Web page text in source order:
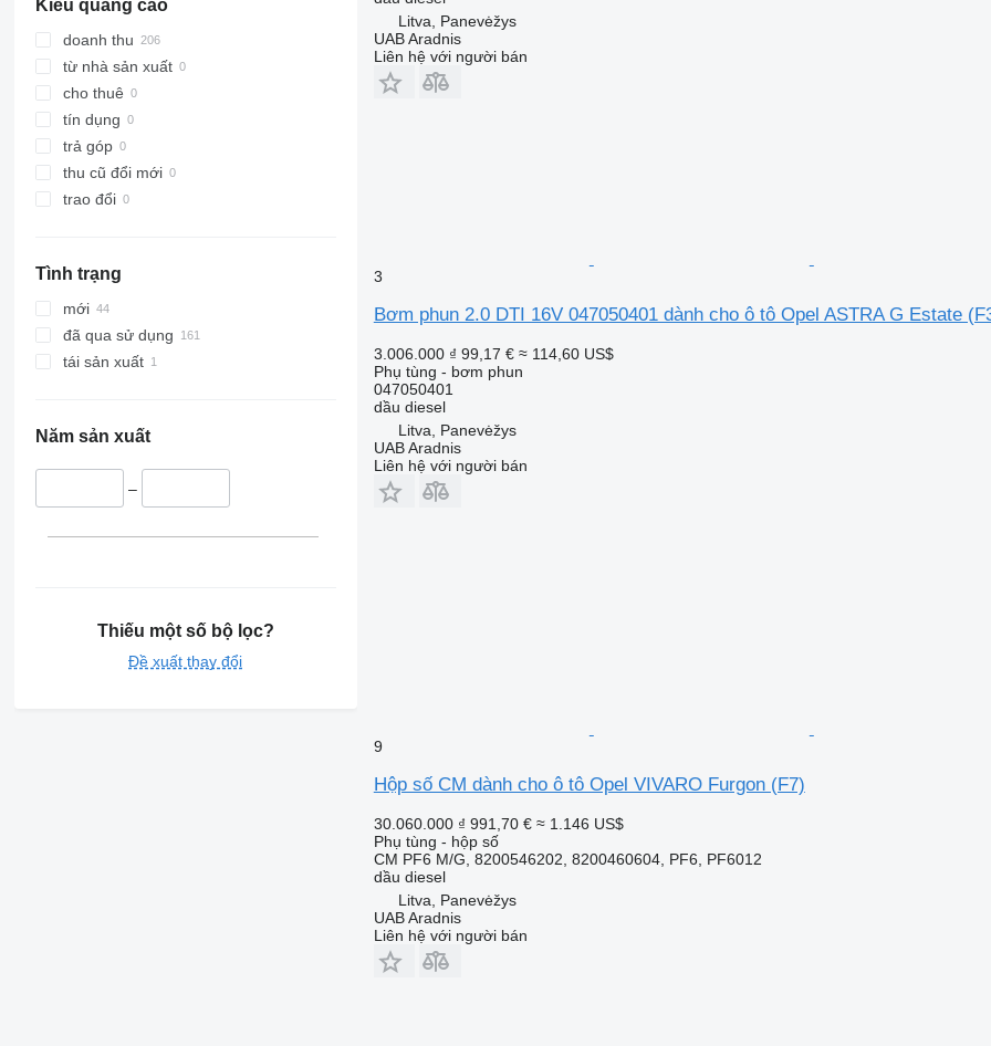
M-series
PC
S-Class
SK
Sprinter
Tourino
Tourismo
Travego
Unimog
V-Class
Vito
Mascott
Master
Maxity
Megane
Messenger
Midliner
Midlum
Premium
T-series
TRM
Trafic
Twingo
FMX
G-series
L-series
N-series
S-series
SD
Terberg
V40
VM
VNL
XC
Kiểu quảng cáo
doanh thu
từ nhà sản xuất
cho thuê
tín dụng
trả góp
thu cũ đổi mới
trao đổi
Tình trạng
mới
đã qua sử dụng
tái sản xuất
Năm sản xuất
–
Thiếu một số bộ lọc?
Đề xuất thay đổi
Litva, Panevėžys
UAB Aradnis
Liên hệ với người bán
3
Bơm phun 2.0 DTI 16V 047050401 dành cho ô tô Opel ASTRA G Estate
3.006.000 ₫ 99,17 € ≈ 114,60 US$
Phụ tùng - bơm phun
047050401
dầu diesel
Litva, Panevėžys
UAB Aradnis
Liên hệ với người bán
9
Hộp số CM dành cho ô tô Opel VIVARO Furgon (F7)
30.060.000 ₫ 991,70 € ≈ 1.146 US$
Phụ tùng - hộp số
CM PF6 M/G, 8200546202, 8200460604, PF6, PF6012
dầu diesel
Litva, Panevėžys
UAB Aradnis
Liên hệ với người bán